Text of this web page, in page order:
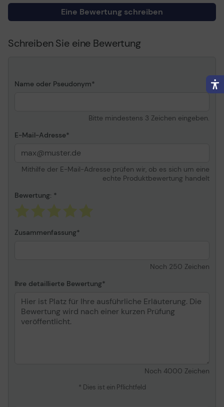
Informationen zur Kompatibilität
Entwickelt für
Ricoh Aficio SP C231N, SP
C232SF, SP C242DN, SP
Eine Bewertung schreiben
Schreiben Sie eine Bewertung
Name oder Pseudonym
Bitte mindestens 3 Zeichen eingeben.
E-Mail-Adresse
Mithilfe der E-Mail-Adresse prüfen wir, ob es sich um eine
echte Produktbewertung handelt
Bewertung:
Zusammenfassung
Noch 250 Zeichen
Ihre detaillierte Bewertung
Noch 4000 Zeichen
* Dies ist ein Pflichtfeld